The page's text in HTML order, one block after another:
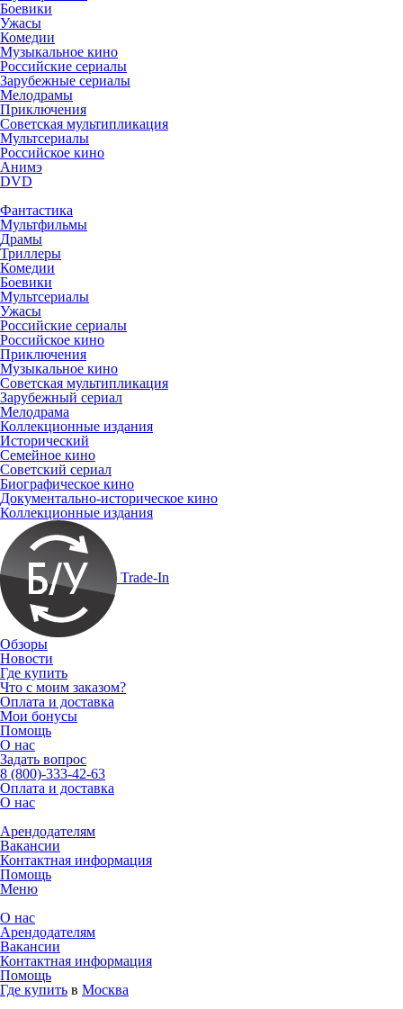
Боевики
Ужасы
Комедии
Музыкальное кино
Российские сериалы
Зарубежные сериалы
Мелодрамы
Приключения
Советская мультипликация
Мультсериалы
Российское кино
Анимэ
DVD
Фантастика
Мультфильмы
Драмы
Триллеры
Комедии
Боевики
Мультсериалы
Ужасы
Российские сериалы
Российское кино
Приключения
Музыкальное кино
Советская мультипликация
Зарубежный сериал
Мелодрама
Коллекционные издания
Исторический
Семейное кино
Советский сериал
Биографическое кино
Документально-историческое кино
Коллекционные издания
Trade-In
Обзоры
Новости
Где купить
Что с моим заказом?
Оплата и доставка
Мои бонусы
Помощь
О нас
Задать вопрос
8 (800)-333-42-63
Оплата и доставка
О нас
Арендодателям
Вакансии
Контактная информация
Помощь
Меню
О нас
Арендодателям
Вакансии
Контактная информация
Помощь
Где купить в Москва